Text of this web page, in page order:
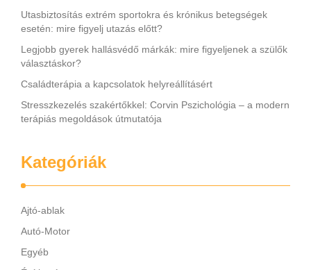
Utasbiztosítás extrém sportokra és krónikus betegségek
esetén: mire figyelj utazás előtt?
Legjobb gyerek hallásvédő márkák: mire figyeljenek a szülők
választáskor?
Családterápia a kapcsolatok helyreállításért
Stresszkezelés szakértőkkel: Corvin Pszichológia – a modern
terápiás megoldások útmutatója
Kategóriák
Ajtó-ablak
Autó-Motor
Egyéb